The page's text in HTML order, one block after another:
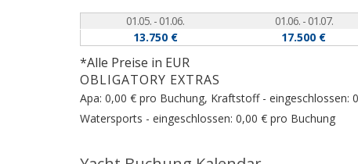
01.05. - 01.06. 01.06. - 01.07.
13.750 €
17.500 €
*Alle Preise in EUR
OBLIGATORY EXTRAS
Apa: 0,00 € pro Buchung, Kraftstoff - eingeschlossen:
Watersports - eingeschlossen: 0,00 € pro Buchung